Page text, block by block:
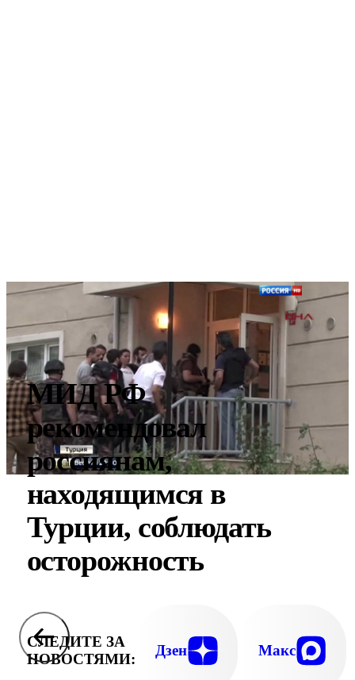
МИД РФ
рекомендовал
россиянам,
находящимся в
Турции, соблюдать
осторожность
СЛЕДИТЕ ЗА
НОВОСТЯМИ:
Дзен Макс